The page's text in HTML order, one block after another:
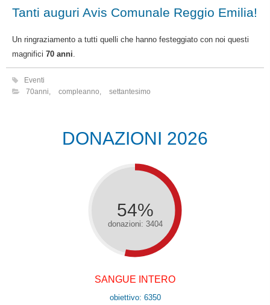
Tanti auguri Avis Comunale Reggio Emilia!
Un ringraziamento a tutti quelli che hanno festeggiato con noi questi
magnifici 70 anni.
Eventi
70anni
compleanno settantesimo
DONAZIONI 2026
54%
donazioni: 3404
SANGUE INTERO
obiettivo: 6350